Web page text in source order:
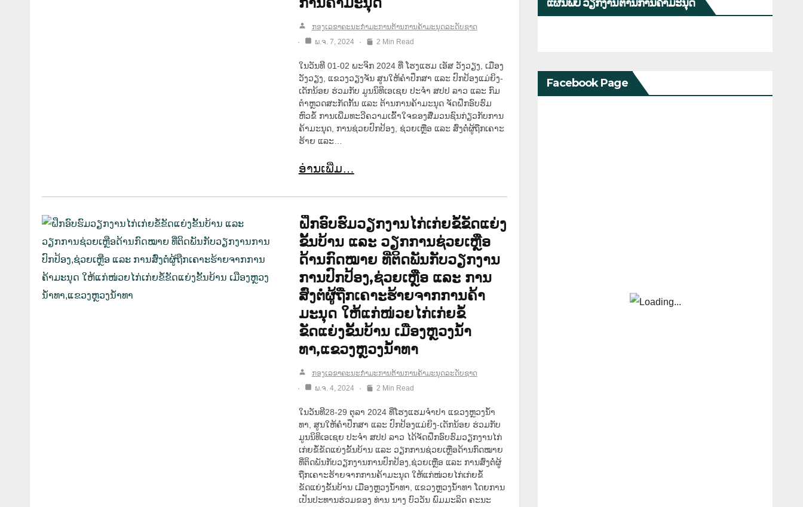
ກອງເລຂາຄະນະກຳມະການຕ້ານການຄ້າມະນຸດລະດັບຊາດ
ພ.ຈ. 7, 2024
2 Min Read
ໃນວັນທີ 01-02 ພະຈິກ 2024 ທີ່ ໂຮງແຮມ ເອັສ ວັງວຽງ, ເມືອງ
ວັງວຽງ, ແຂວງວຽງຈັນ ສູນໃຫ້ຄໍາປຶກສາ ແລະ ປົກປ້ອງແມ່ຍິງ-
ເດັກນ້ອຍ ຮ່ວມກັບ ມູນນິທິເອເຊຍ ປະຈໍາ ສປປ ລາວ ແລະ ກົມ
ຕໍາຫຼວດສະກັດກັ້ນ ແລະ ຕ້ານການຄ້າມະນຸດ ຈັດຝຶກອົບຮົມ
ຫົວຂໍ້ ການເພີ່ມທະວີຄວາມເຂົ້າໃຈຂອງສື່ມວນຊົນກ່ຽວກັບການ
ຄ້າມະນຸດ, ການຊ່ວຍປົກປ້ອງ, ຊ່ວຍເຫຼືອ ແລະ ສົ່ງຕໍ່ຜູ້ຖືກເຄາະ
ຮ້າຍ ແລະ…
ອ່ານເພີ່ມ…
ຝຶກອົບຮົມວຽກງານໄກ່ເກ່ຍຂໍ້ຂັດແຍ່ງ
ຂັ້ນບ້ານ ແລະ ວຽກການຊ່ວຍເຫຼືອ
ດ້ານກົດໝາຍ ທີ່ຕິດພັນກັບວຽກງານ
ການປົກປ້ອງ,ຊ່ວຍເຫຼືອ ແລະ ການ
ສົ່ງຕໍ່ຜູ້ຖືກເຄາະຮ້າຍຈາກການຄ້າ
ມະນຸດ ໃຫ້ແກ່ໜ່ວຍໄກ່ເກ່ຍຂໍ້
ຂັດແຍ່ງຂັ້ນບ້ານ ເມືອງຫຼວງນໍ້າ
ທາ,ແຂວງຫຼວງນໍ້າທາ
ກອງເລຂາຄະນະກຳມະການຕ້ານການຄ້າມະນຸດລະດັບຊາດ
ພ.ຈ. 4, 2024
2 Min Read
ໃນວັນທີ28-29 ຕຸລາ 2024 ທີ່ໂຮງແຮມຈໍາປາ ແຂວງຫຼວງນໍ້າ
ທາ, ສູນໃຫ້ຄໍາປຶກສາ ແລະ ປົກປ້ອງແມ່ຍິງ-ເດັກນ້ອຍ ຮ່ວມກັບ
ມູນນິທິເອເຊຍ ປະຈໍາ ສປປ ລາວ ໄດ້ຈັດຝຶກອົບຮົມວຽກງານໄກ່
ເກ່ຍຂໍ້ຂັດແຍ່ງຂັ້ນບ້ານ ແລະ ວຽກການຊ່ວຍເຫຼືອດ້ານກົດໝາຍ
ທີ່ຕິດພັນກັບວຽກງານການປົກປ້ອງ,ຊ່ວຍເຫຼືອ ແລະ ການສົ່ງຕໍ່ຜູ້
ຖືກເຄາະຮ້າຍຈາກການຄ້າມະນຸດ ໃຫ້ແກ່ໜ່ວຍໄກ່ເກ່ຍຂໍ້
ຂັດແຍ່ງຂັ້ນບ້ານ ເມືອງຫຼວງນໍ້າທາ, ແຂວງຫຼວງນໍ້າທາ ໂດຍການ
ເປັນປະທານຮ່ວມຂອງ ທ່ານ ນາງ ບົວວັນ ພົມມະລິດ ຄະນະ
ແຜນພັບ ວຽກງານຕ້ານການຄ້າມະນຸດ
Facebook Page